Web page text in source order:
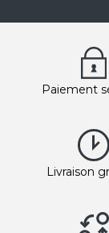
Paiement
Livraison